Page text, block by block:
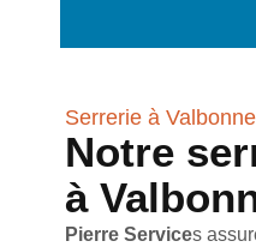
Serrerie à Valbonne
Notre
à
Pierre Services